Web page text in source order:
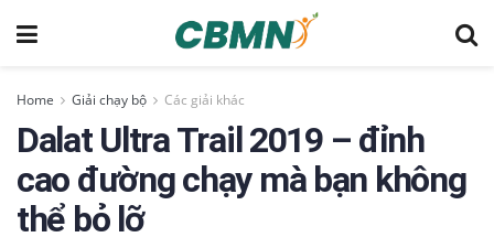
Home Giải chạy bộ Các giải khác
Dalat Ultra Trail 2019 – đỉnh
cao đường chạy mà bạn không
thể bỏ lỡ